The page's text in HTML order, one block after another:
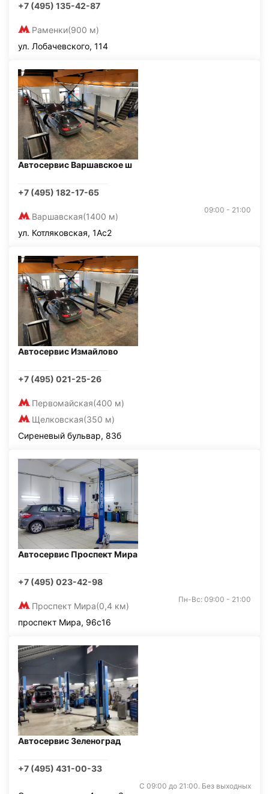
+7 (495) 135-42-87
Раменки(900 м)
ул. Лобачевского, 114
Автосервис Варшавское ш
+7 (495) 182-17-65
Варшавская(1400 м)
09:00 - 21:00
ул. Котляковская, 1Ас2
Автосервис Измайлово
+7 (495) 021-25-26
Первомайская(400 м)
Щелковская(350 м)
Сиреневый бульвар, 83б
Автосервис Проспект Мира
+7 (495) 023-42-98
Проспект Мира(0,4 км)
Пн-Вс: 09:00 - 21:00
проспект Мира, 96с16
Автосервис Зеленоград
+7 (495) 431-00-33
С 09:00 до 21:00. Без выходных